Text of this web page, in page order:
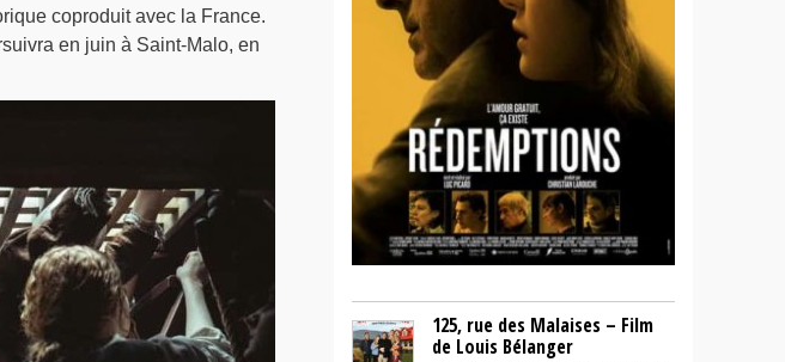
coproduit avec la France.
en juin à Saint-Malo, en
125, rue des Malaises – Film
de Louis Bélanger